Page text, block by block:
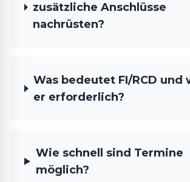
zusätzliche Anschlüsse
nachrüsten?
Was bedeutet FI/RCD und
er erforderlich?
Wie schnell sind Termine
möglich?